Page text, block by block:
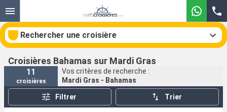
Rechercher une croisière
Nos destinations
Croisières Bahamas sur Mardi Gras
11
croisières
Vos critères de recherche :
Mardi Gras - Bahamas
Filtrer Trier